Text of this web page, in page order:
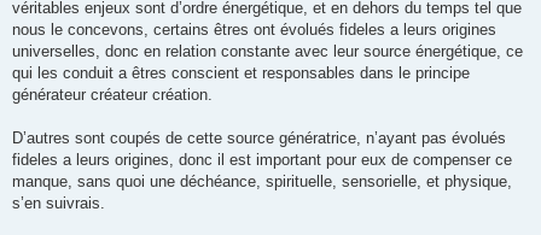
véritables enjeux sont d’ordre énergétique, et en dehors du temps tel que
nous le concevons, certains êtres ont évolués fideles a leurs origines
universelles, donc en relation constante avec leur source énergétique, ce
qui les conduit a êtres conscient et responsables dans le principe
générateur créateur création.
D’autres sont coupés de cette source génératrice, n’ayant pas évolués
fideles a leurs origines, donc il est important pour eux de compenser ce
manque, sans quoi une déchéance, spirituelle, sensorielle, et physique,
s’en suivrais.